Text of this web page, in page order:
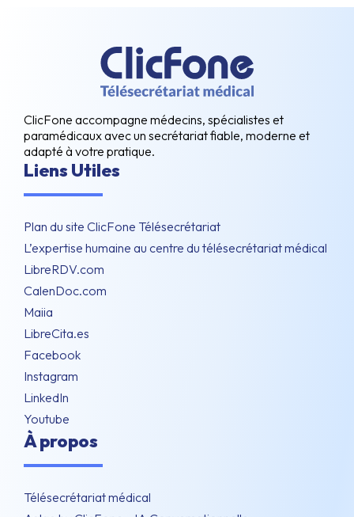
ClicFone accompagne médecins, spécialistes et
paramédicaux avec un secrétariat fiable, moderne et
adapté à votre pratique.
Liens Utiles
Plan du site ClicFone Télésecrétariat
L’expertise humaine au centre du télésecrétariat médical
LibreRDV.com
CalenDoc.com
Maiia
LibreCita.es
Facebook
Instagram
LinkedIn
Youtube
À propos
Télésecrétariat médical